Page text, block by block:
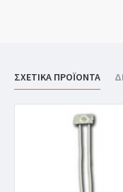
ΣΧΕΤΙΚΑ ΠΡΟΪΟΝΤΑ